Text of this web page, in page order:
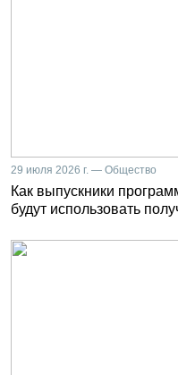
29 июля 2026 г. — Общество
Как выпускники
будут использовать